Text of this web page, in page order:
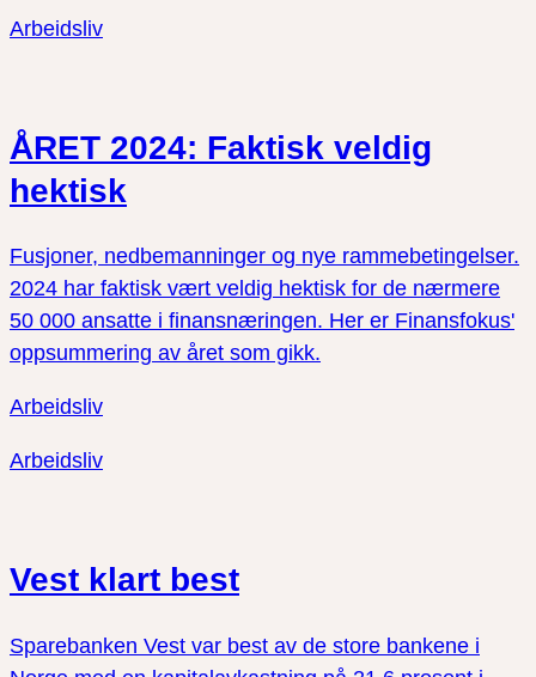
Arbeidsliv
ÅRET 2024: Faktisk veldig
hektisk
Fusjoner, nedbemanninger og nye rammebetingelser.
2024 har faktisk vært veldig hektisk for de nærmere
50 000 ansatte i finansnæringen. Her er Finansfokus'
oppsummering av året som gikk.
Arbeidsliv
Arbeidsliv
Vest klart best
Sparebanken Vest var best av de store bankene i